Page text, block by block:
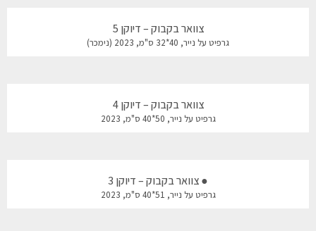
צוואר בקבוק – דיוקן 5
גרפיט על נייר, 40*32 ס"מ, 2023 (נימכר)
צוואר בקבוק – דיוקן 4
גרפיט על נייר, 50*40 ס"מ, 2023
● צוואר בקבוק – דיוקן 3
גרפיט על נייר, 51*40 ס"מ, 2023